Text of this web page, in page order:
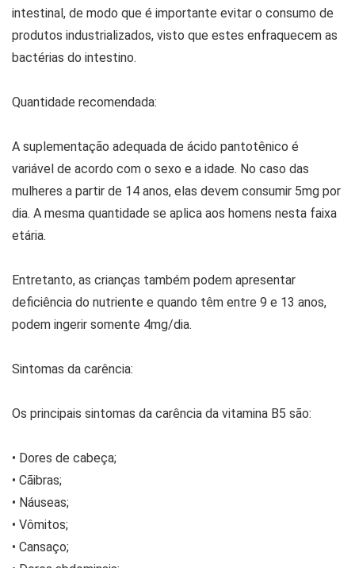
intestinal, de modo que é importante evitar o consumo de
produtos industrializados, visto que estes enfraquecem as
bactérias do intestino.
Quantidade recomendada:
A suplementação adequada de ácido pantotênico é
variável de acordo com o sexo e a idade. No caso das
mulheres a partir de 14 anos, elas devem consumir 5mg por
dia. A mesma quantidade se aplica aos homens nesta faixa
etária.
Entretanto, as crianças também podem apresentar
deficiência do nutriente e quando têm entre 9 e 13 anos,
podem ingerir somente 4mg/dia.
Sintomas da carência:
Os principais sintomas da carência da vitamina B5 são:
• Dores de cabeça;
• Cãibras;
• Náuseas;
• Vômitos;
• Cansaço;